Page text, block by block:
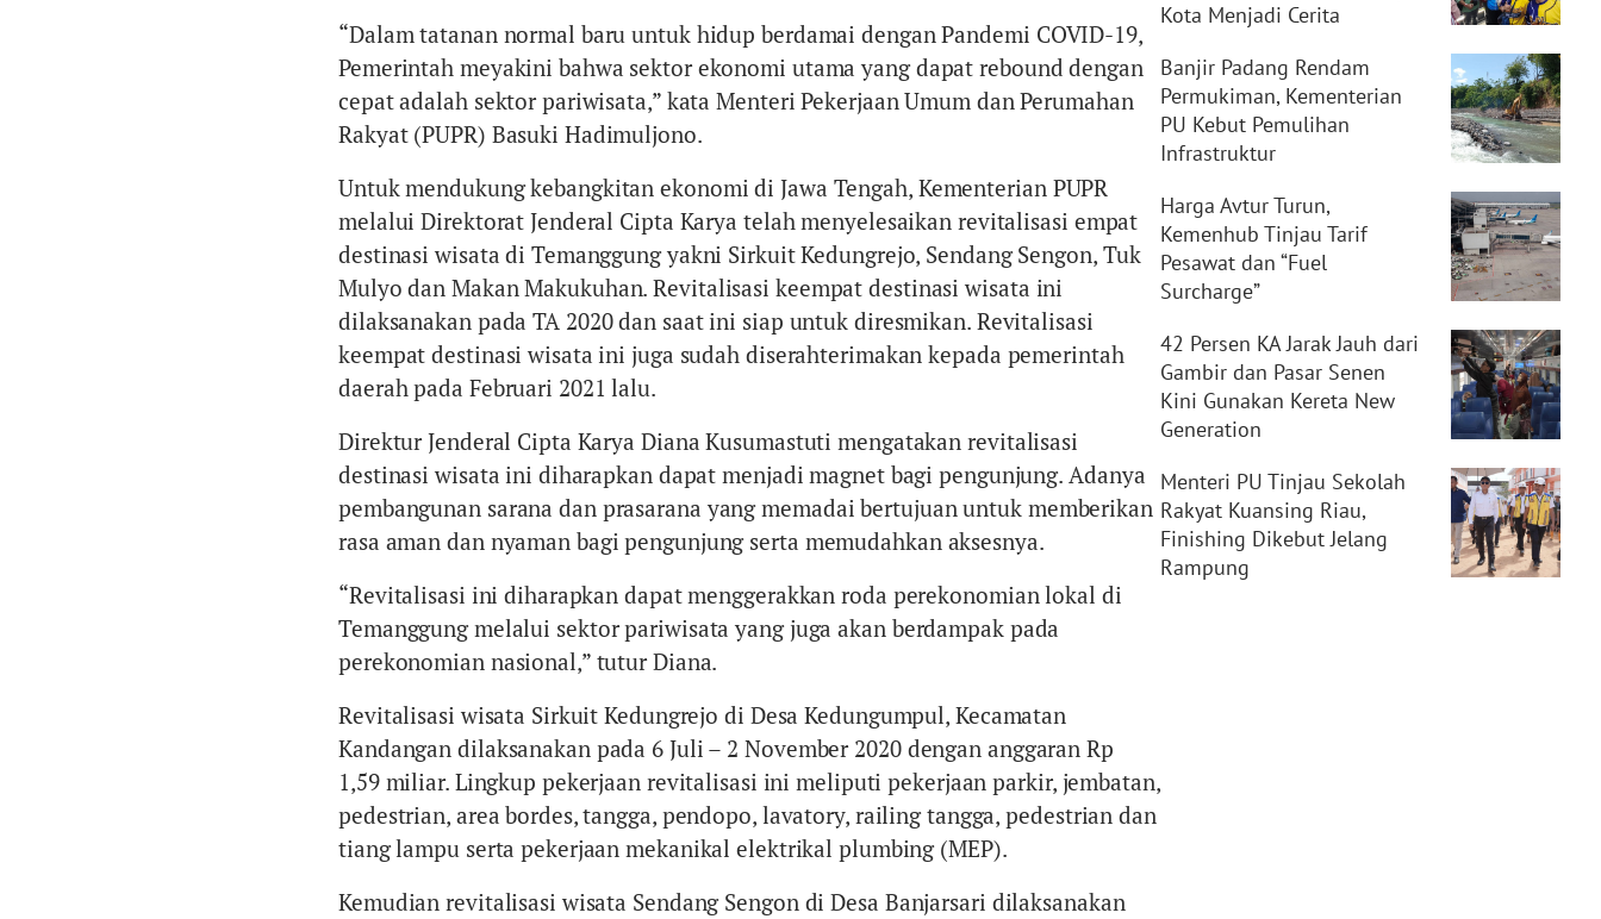
“Dalam tatanan normal baru untuk hidup berdamai dengan Pandemi COVID-19,
Pemerintah meyakini bahwa sektor ekonomi utama yang dapat rebound dengan
cepat adalah sektor pariwisata,” kata Menteri Pekerjaan Umum dan Perumahan
Rakyat (PUPR) Basuki Hadimuljono.
Untuk mendukung kebangkitan ekonomi di Jawa Tengah, Kementerian PUPR
melalui Direktorat Jenderal Cipta Karya telah menyelesaikan revitalisasi empat
destinasi wisata di Temanggung yakni Sirkuit Kedungrejo, Sendang Sengon, Tuk
Mulyo dan Makan Makukuhan. Revitalisasi keempat destinasi wisata ini
dilaksanakan pada TA 2020 dan saat ini siap untuk diresmikan. Revitalisasi
keempat destinasi wisata ini juga sudah diserahterimakan kepada pemerintah
daerah pada Februari 2021 lalu.
Direktur Jenderal Cipta Karya Diana Kusumastuti mengatakan revitalisasi
destinasi wisata ini diharapkan dapat menjadi magnet bagi pengunjung. Adanya
pembangunan sarana dan prasarana yang memadai bertujuan untuk memberikan
rasa aman dan nyaman bagi pengunjung serta memudahkan aksesnya.
“Revitalisasi ini diharapkan dapat menggerakkan roda perekonomian lokal di
Temanggung melalui sektor pariwisata yang juga akan berdampak pada
perekonomian nasional,” tutur Diana.
Revitalisasi wisata Sirkuit Kedungrejo di Desa Kedungumpul, Kecamatan
Kandangan dilaksanakan pada 6 Juli – 2 November 2020 dengan anggaran Rp
1,59 miliar. Lingkup pekerjaan revitalisasi ini meliputi pekerjaan parkir, jembatan,
pedestrian, area bordes, tangga, pendopo, lavatory, railing tangga, pedestrian dan
tiang lampu serta pekerjaan mekanikal elektrikal plumbing (MEP).
Kemudian revitalisasi wisata Sendang Sengon di Desa Banjarsari dilaksanakan
Kota Menjadi Cerita
Banjir Padang Rendam
Permukiman, Kementerian
PU Kebut Pemulihan
Infrastruktur
Harga Avtur Turun,
Kemenhub Tinjau Tarif
Pesawat dan “Fuel
Surcharge”
42 Persen KA Jarak Jauh dari
Gambir dan Pasar Senen
Kini Gunakan Kereta New
Generation
Menteri PU Tinjau Sekolah
Rakyat Kuansing Riau,
Finishing Dikebut Jelang
Rampung